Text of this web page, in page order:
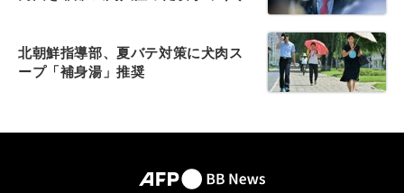
北朝鮮指導部、夏バテ対策に犬肉ス
ープ「補身湯」推奨